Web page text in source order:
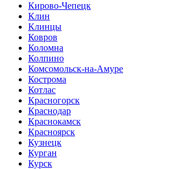
Кирово-Чепецк
Клин
Клинцы
Ковров
Коломна
Колпино
Комсомольск-на-Амуре
Кострома
Котлас
Красногорск
Краснодар
Краснокамск
Красноярск
Кузнецк
Курган
Курск